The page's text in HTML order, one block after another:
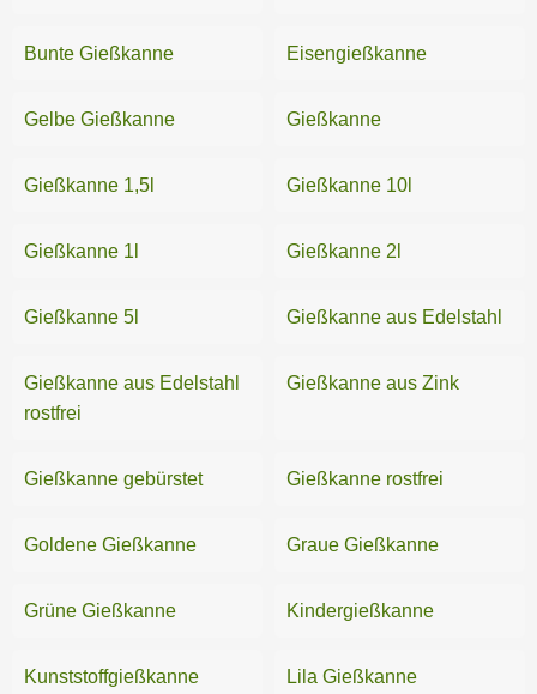
Bunte Gießkanne Eisengießkanne
Gelbe Gießkanne Gießkanne
Gießkanne 1,5l Gießkanne 10l
Gießkanne 1l Gießkanne 2l
Gießkanne 5l Gießkanne aus Edelstahl
Gießkanne aus Edelstahl
rostfrei
Gießkanne aus Zink
Gießkanne gebürstet Gießkanne rostfrei
Goldene Gießkanne Graue Gießkanne
Grüne Gießkanne Kindergießkanne
Kunststoffgießkanne Lila Gießkanne